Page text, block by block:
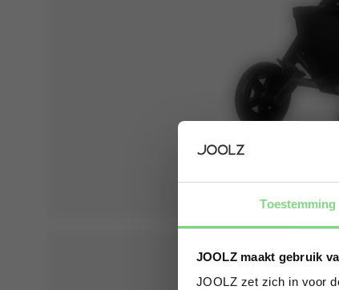
Toestemming
JOOLZ maakt gebruik
JOOLZ zet zich in voor